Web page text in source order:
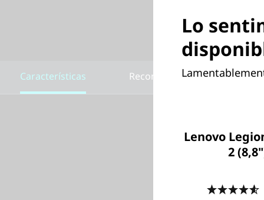
Características Recomendadas para ti
Las
Lo
Lenovo
2